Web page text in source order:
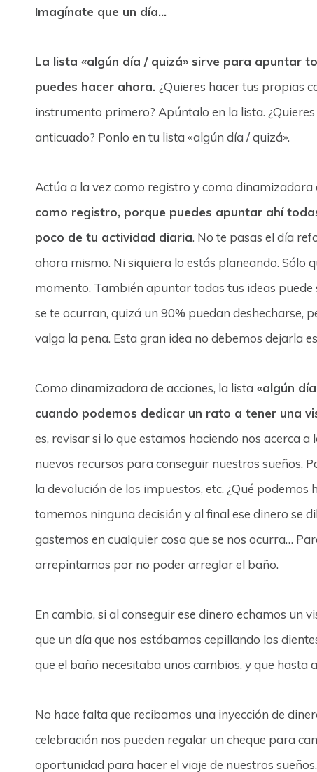
Imagínate que un día…
La lista «algún día / quizá» sirve para apuntar
puedes hacer ahora. ¿Quieres hacer tus propias
instrumento primero? Apúntalo en la lista.
anticuado? Ponlo en tu lista «algún día / quizá».
Actúa a la vez como registro y como dinamizadora
como registro, porque puedes apuntar ahí
poco de tu actividad diaria. No te pasas el día
ahora mismo. Ni siquiera lo estás planeando. Sólo
momento. También apuntar todas tus ideas
se te ocurran, quizá un 90% puedan deshecharse,
valga la pena. Esta gran idea no debemos dejarla
Como dinamizadora de acciones, la lista «algún
cuando podemos dedicar un rato a tener una
es, revisar si lo que estamos haciendo nos acerca
nuevos recursos para conseguir nuestros sueños.
la devolución de los impuestos, etc. ¿Qué
tomemos ninguna decisión y al final ese dinero se
gastemos en cualquier cosa que se nos ocurra…
arrepintamos por no poder arreglar el baño.
En cambio, si al conseguir ese dinero echamos un
que un día que nos estábamos cepillando los
que el baño necesitaba unos cambios, y que hasta
No hace falta que recibamos una inyección de
celebración nos pueden regalar un cheque para
oportunidad para hacer el viaje de nuestros